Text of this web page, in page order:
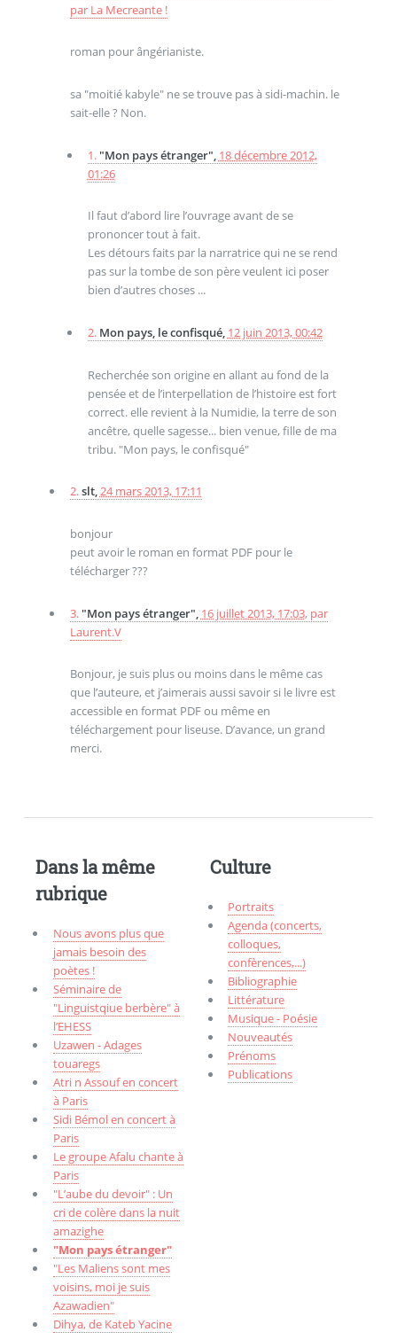
par La Mecreante !
roman pour ângérianiste.
sa "moitié kabyle" ne se trouve pas à sidi-machin. le
sait-elle ? Non.
1. "Mon pays étranger", 18 décembre 2012,
01:26
Il faut d’abord lire l’ouvrage avant de se
prononcer tout à fait.
Les détours faits par la narratrice qui ne se rend
pas sur la tombe de son père veulent ici poser
bien d’autres choses ...
2. Mon pays, le confisqué, 12 juin 2013, 00:42
Recherchée son origine en allant au fond de la
pensée et de l’interpellation de l’histoire est fort
correct. elle revient à la Numidie, la terre de son
ancêtre, quelle sagesse... bien venue, fille de ma
tribu. "Mon pays, le confisqué"
2.slt,24 mars 2013, 17:11
bonjour
peut avoir le roman en format PDF pour le
télécharger ???
3. "Mon pays étranger", 16 juillet 2013, 17:03, par
Laurent.V
Bonjour, je suis plus ou moins dans le même cas
que l’auteure, et j’aimerais aussi savoir si le livre est
accessible en format PDF ou même en
téléchargement pour liseuse. D’avance, un grand
merci.
Dans la même
rubrique
Nous avons plus que
jamais besoin des
poètes !
Séminaire de
"Linguistqiue berbère" à
l’EHESS
Uzawen - Adages
touaregs
Atri n Assouf en concert
à Paris
Sidi Bémol en concert à
Paris
Le groupe Afalu chante à
Paris
"L’aube du devoir" : Un
cri de colère dans la nuit
amazighe
"Mon pays étranger"
"Les Maliens sont mes
voisins, moi je suis
Azawadien"
Dihya, de Kateb Yacine
Culture
Portraits
Agenda (concerts,
colloques,
confèrences,...)
Bibliographie
Littérature
Musique - Poésie
Nouveautés
Prénoms
Publications